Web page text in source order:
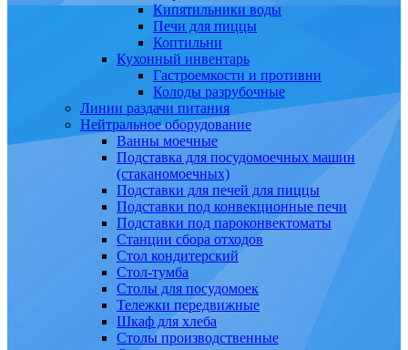
Кипятильники воды
Печи для пиццы
Коптильни
Кухонный инвентарь
Гастроемкости и противни
Колоды разрубочные
Линии раздачи питания
Нейтральное оборудование
Ванны моечные
Подставка для посудомоечных машин
(стаканомоечных)
Подставки для печей для пиццы
Подставки под конвекционные печи
Подставки под пароконвектоматы
Станции сбора отходов
Стол кондитерский
Стол-тумба
Столы для посудомоек
Тележки передвижные
Шкаф для хлеба
Столы производственные